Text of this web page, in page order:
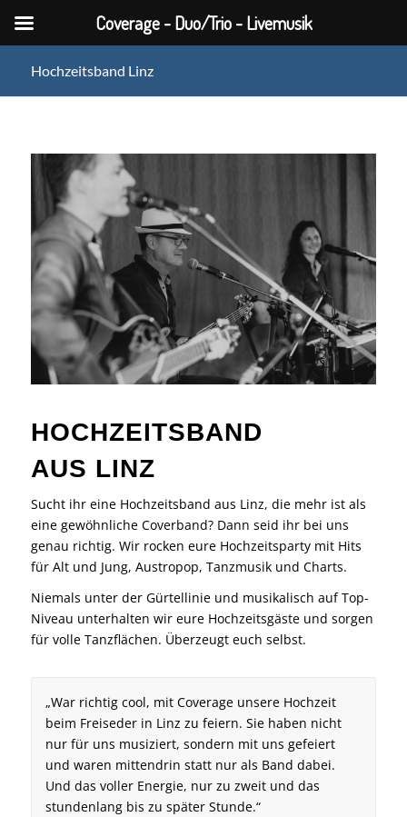
Hochzeitsband Linz
HOCHZEITSBAND
AUS LINZ
Sucht ihr eine Hochzeitsband aus Linz, die mehr ist als
eine gewöhnliche Coverband? Dann seid ihr bei uns
genau richtig. Wir rocken eure Hochzeitsparty mit Hits
für Alt und Jung, Austropop, Tanzmusik und Charts.
Niemals unter der Gürtellinie und musikalisch auf Top-
Niveau unterhalten wir eure Hochzeitsgäste und sorgen
für volle Tanzflächen. Überzeugt euch selbst.
„War richtig cool, mit Coverage unsere Hochzeit
beim Freiseder in Linz zu feiern. Sie haben nicht
nur für uns musiziert, sondern mit uns gefeiert
und waren mittendrin statt nur als Band dabei.
Und das voller Energie, nur zu zweit und das
stundenlang bis zu später Stunde.“
Coverage - Duo/Trio - Livemusik